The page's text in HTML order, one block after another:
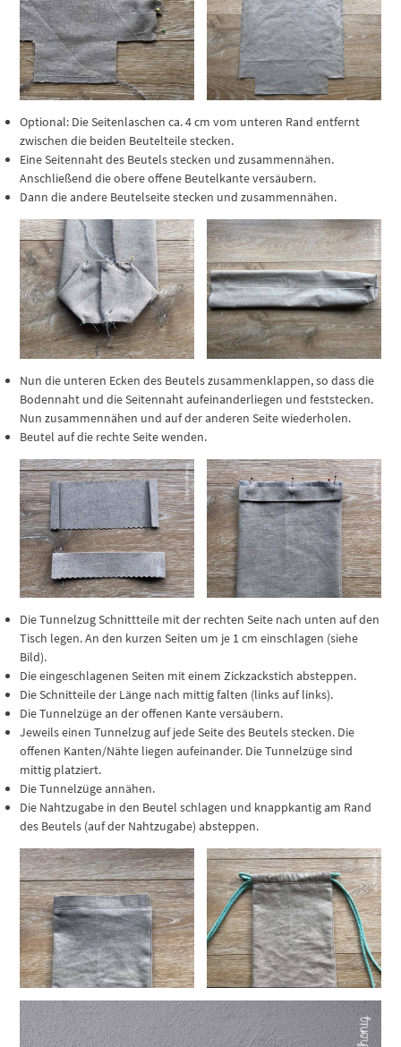
Optional: Die Seitenlaschen ca. 4 cm vom unteren Rand entfernt
zwischen die beiden Beutelteile stecken.
Eine Seitennaht des Beutels stecken und zusammennähen.
Anschließend die obere offene Beutelkante versäubern.
Dann die andere Beutelseite stecken und zusammennähen.
Nun die unteren Ecken des Beutels zusammenklappen, so dass die
Bodennaht und die Seitennaht aufeinanderliegen und feststecken.
Nun zusammennähen und auf der anderen Seite wiederholen.
Beutel auf die rechte Seite wenden.
Die Tunnelzug Schnittteile mit der rechten Seite nach unten auf den
Tisch legen. An den kurzen Seiten um je 1 cm einschlagen (siehe
Bild).
Die eingeschlagenen Seiten mit einem Zickzackstich absteppen.
Die Schnitteile der Länge nach mittig falten (links auf links).
Die Tunnelzüge an der offenen Kante versäubern.
Jeweils einen Tunnelzug auf jede Seite des Beutels stecken. Die
offenen Kanten/Nähte liegen aufeinander. Die Tunnelzüge sind
mittig platziert.
Die Tunnelzüge annähen.
Die Nahtzugabe in den Beutel schlagen und knappkantig am Rand
des Beutels (auf der Nahtzugabe) absteppen.